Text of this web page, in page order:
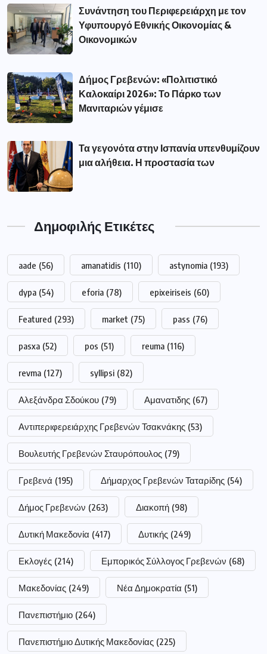
Συνάντηση του Περιφερειάρχη με τον
Υφυπουργό Εθνικής Οικονομίας &
Οικονομικών
Δήμος Γρεβενών: «Πολιτιστικό
Καλοκαίρι 2026»: Το Πάρκο των
Μανιταριών γέμισε
Τα γεγονότα στην Ισπανία υπενθυμίζουν
μια αλήθεια. Η προστασία των
Δημοφιλής Ετικέτες
aade (56) amanatidis (110) astynomia (193)
dypa (54) eforia (78) epixeiriseis (60)
Featured (293) market (75) pass (76)
pasxa (52) pos (51) reuma (116)
revma (127) syllipsi (82)
Αλεξάνδρα Σδούκου (79) Αμανατιδης (67)
Αντιπεριφερειάρχης Γρεβενών Τσακνάκης (53)
Βουλευτής Γρεβενών Σταυρόπουλος (79)
Γρεβενά (195) Δήμαρχος Γρεβενών Ταταρίδης (54)
Δήμος Γρεβενών (263) Διακοπή (98)
Δυτική Μακεδονία (417) Δυτικής (249)
Εκλογές (214) Εμπορικός Σύλλογος Γρεβενών (68)
Μακεδονίας (249) Νέα Δημοκρατία (51)
Πανεπιστήμιο (264)
Πανεπιστήμιο Δυτικής Μακεδονίας (225)